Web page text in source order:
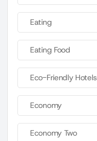
Eating
Eating Food
Eco-Friendly Hotels
Economy
Economy Two